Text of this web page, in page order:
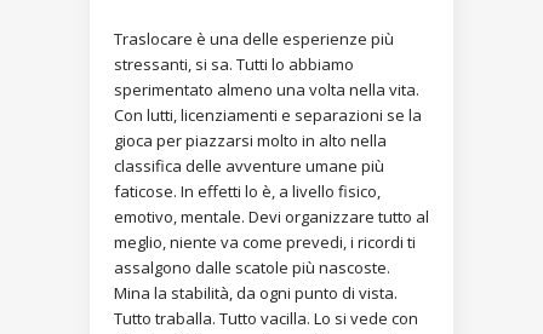
Traslocare è una delle esperienze più
stressanti, si sa. Tutti lo abbiamo
sperimentato almeno una volta nella vita.
Con lutti, licenziamenti e separazioni se la
gioca per piazzarsi molto in alto nella
classifica delle avventure umane più
faticose. In effetti lo è, a livello fisico,
emotivo, mentale. Devi organizzare tutto al
meglio, niente va come prevedi, i ricordi ti
assalgono dalle scatole più nascoste.
Mina la stabilità, da ogni punto di vista.
Tutto traballa. Tutto vacilla. Lo si vede con